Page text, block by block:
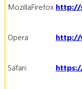
MozillaFirefoxhttp://
Opera http://
Safari: